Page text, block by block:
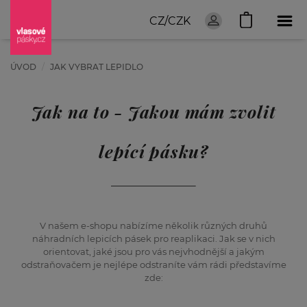
CZ/CZK
ÚVOD JAK VYBRAT LEPIDLO
Jak na to - Jakou mám zvolit
lepící pásku?
V našem e-shopu nabízíme několik různých druhů
náhradních lepicích pásek pro reaplikaci. Jak se v nich
orientovat, jaké jsou pro vás nejvhodnější a jakým
odstraňovačem je nejlépe odstraníte vám rádi představíme
zde: